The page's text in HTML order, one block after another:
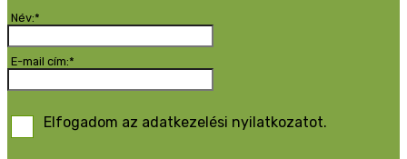
Név:*
E-mail cím:*
Elfogadom az adatkezelési nyilatkozatot.